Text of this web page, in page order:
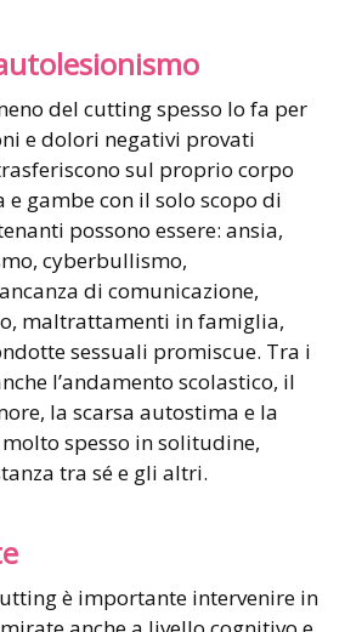
del cutting spesso lo fa per
e dolori negativi provati
sul proprio corpo
e gambe con il solo scopo di
possono essere: ansia,
cyberbullismo,
di comunicazione,
maltrattamenti in famiglia,
sessuali promiscue. Tra i
l’andamento scolastico, il
la scarsa autostima e la
spesso in solitudine,
tra sé e gli altri.
è importante intervenire in